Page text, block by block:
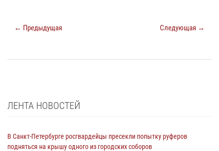
← Предыдущая Следующая →
ЛЕНТА НОВОСТЕЙ
В Санкт-Петербурге росгвардейцы пресекли попытку руферов
подняться на крышу одного из городских соборов